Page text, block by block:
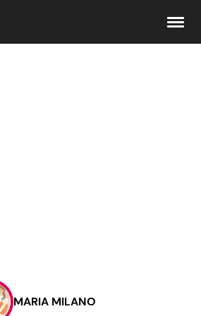
MARIA MILANO